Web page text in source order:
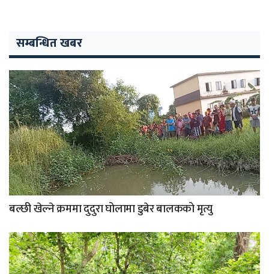
सम्बन्धित खबर
बल्छी खेल्ने क्रममा दुदुरा घोलामा डुबेर बालकको मृत्यु